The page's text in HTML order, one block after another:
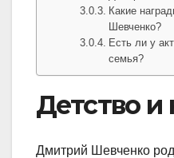
Какие
Шевченко?
Есть ли у
семья?
Детство и
Дмитрий Шевченко